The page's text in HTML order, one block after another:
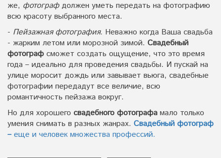
же, фотографдолжен уметь передать на фотографию
всю красоту выбранного места.
- Пейзажная фотография. Неважно когда Ваша свадьба
- жарким летом или морозной зимой. Свадебный
фотограф сможет создать ощущение, что это время
года – идеально для проведения свадьбы. И пускай на
улице моросит дождь или завывает вьюга, свадебные
фотографии передадут все величие, всю
романтичность пейзажа вокруг.
Но для хорошего свадебного фотографа мало только
умения снимать в разных жанрах. Свадебный фотограф
–еще и человек множества профессий.